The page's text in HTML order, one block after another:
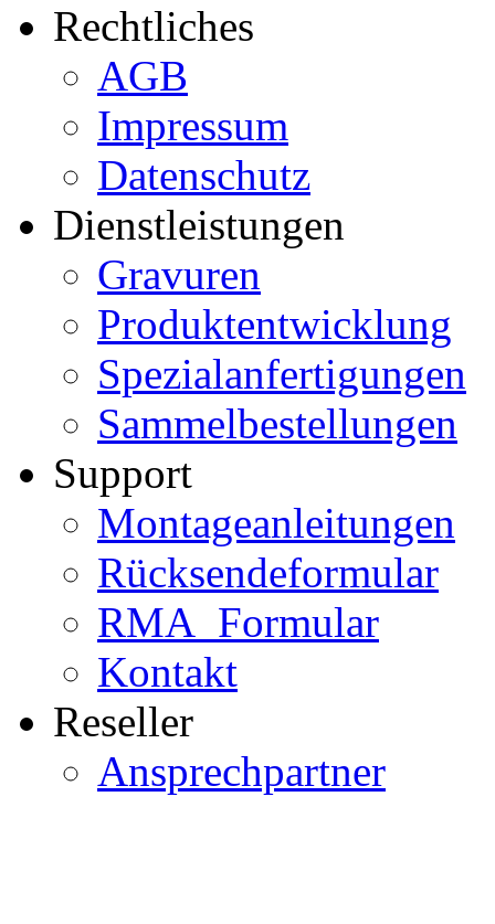
Rechtliches
AGB
Impressum
Datenschutz
Dienstleistungen
Gravuren
Produktentwicklung
Spezialanfertigungen
Sammelbestellungen
Support
Montageanleitungen
Rücksendeformular
RMA_Formular
Kontakt
Reseller
Ansprechpartner